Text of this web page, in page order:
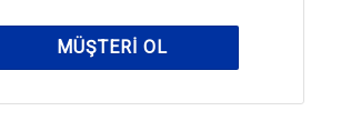
MÜŞTERI OL